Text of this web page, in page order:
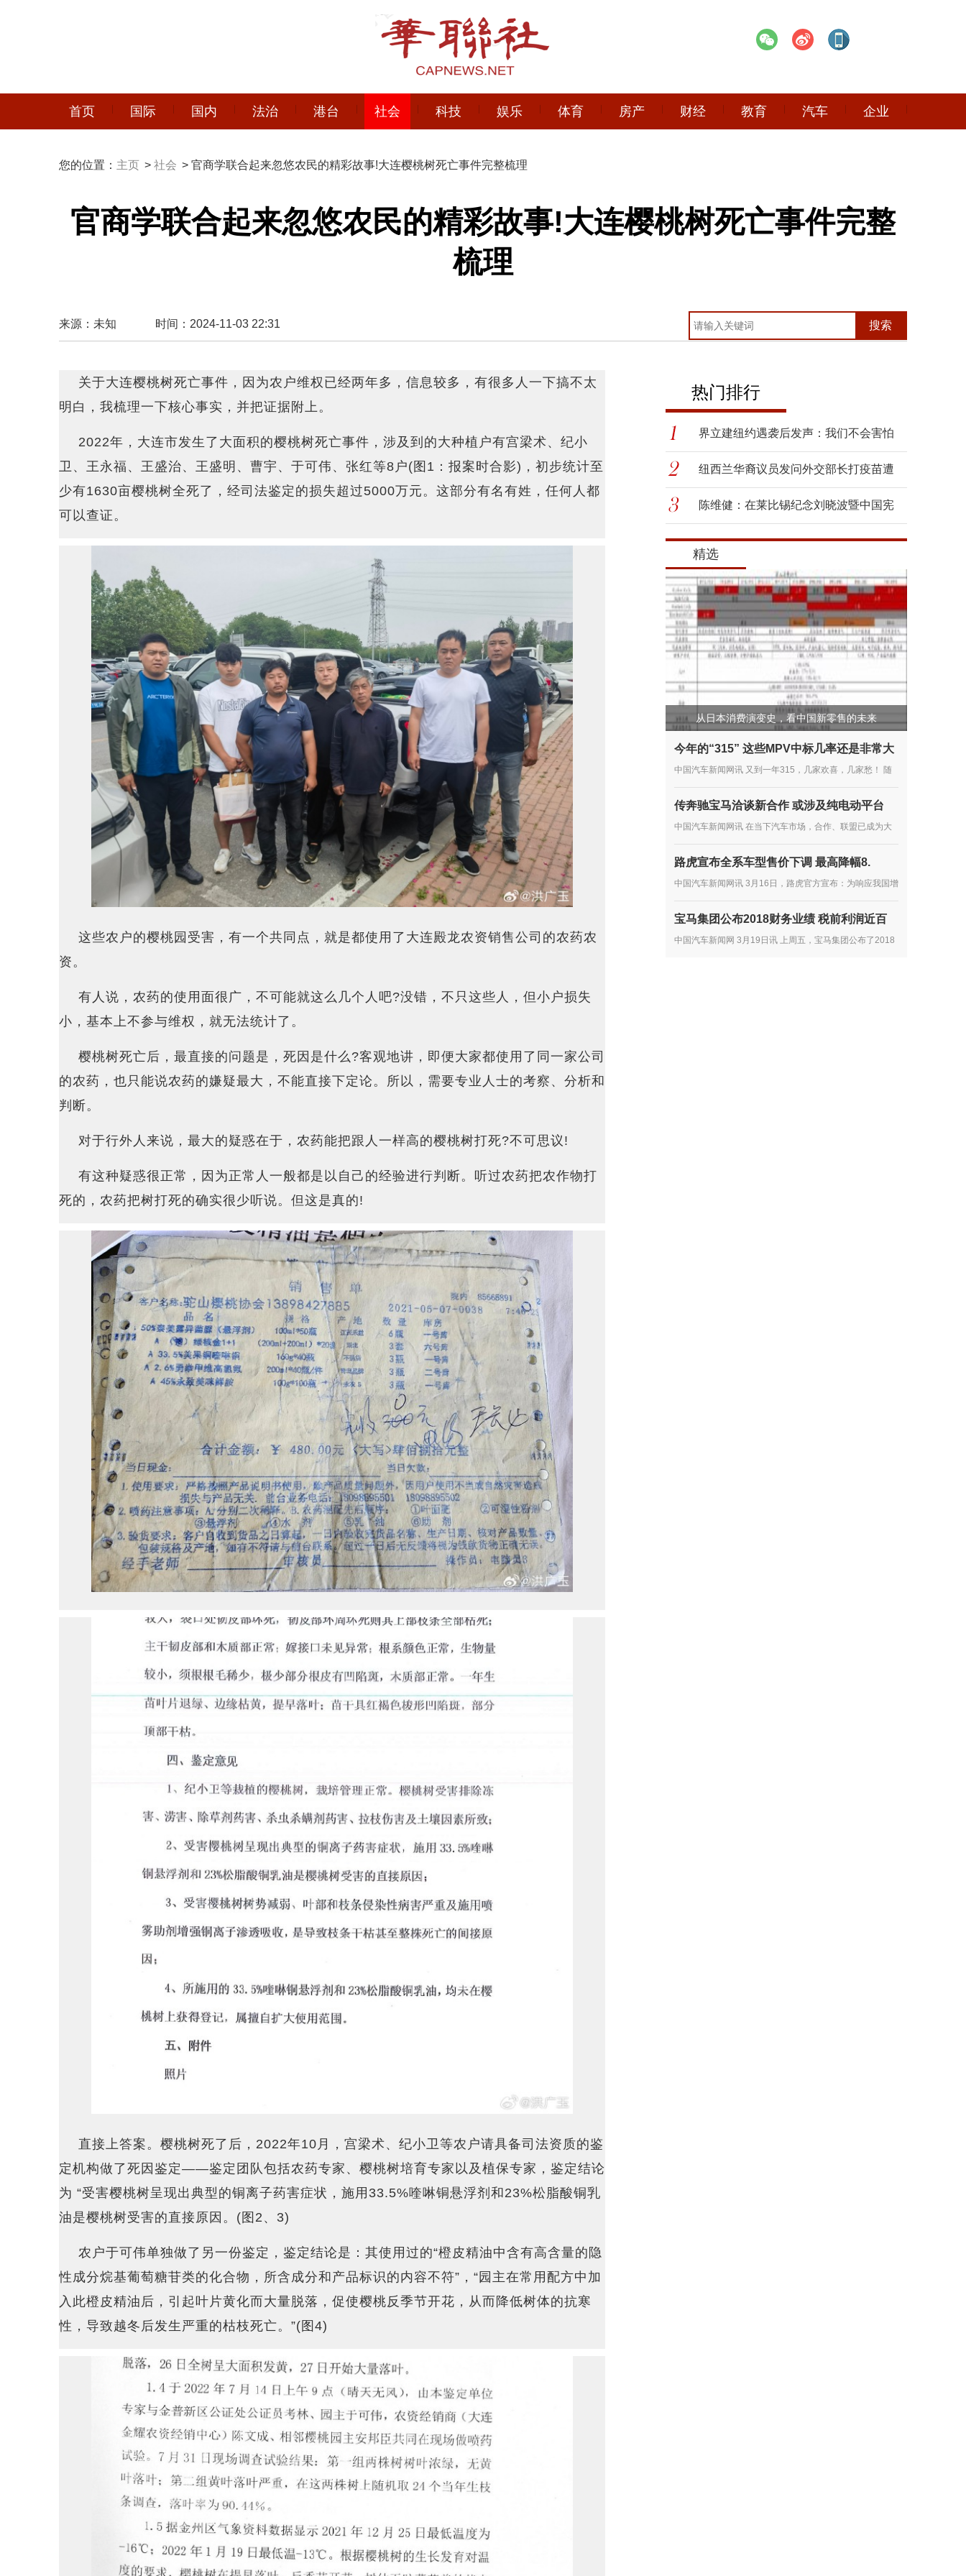
首页 国际 国内 法治 港台 社会 科技 娱乐 体育 房产 财经 教育 汽车 企业
您的位置： 主页 > 社会 > 官商学联合起来忽悠农民的精彩故事!大连樱桃树死亡事件完整梳理
官商学联合起来忽悠农民的精彩故事!大连樱桃树死亡事件完整
梳理
来源：未知 时间：2024-11-03 22:31 搜索
关于大连樱桃树死亡事件，因为农户维权已经两年多，信息较多，有很多人一下搞不太
明白，我梳理一下核心事实，并把证据附上。
2022年，大连市发生了大面积的樱桃树死亡事件，涉及到的大种植户有宫梁术、纪小
卫、王永福、王盛治、王盛明、曹宇、于可伟、张红等8户(图1：报案时合影)，初步统计至
少有1630亩樱桃树全死了，经司法鉴定的损失超过5000万元。这部分有名有姓，任何人都
可以查证。
这些农户的樱桃园受害，有一个共同点，就是都使用了大连殿龙农资销售公司的农药农
资。
有人说，农药的使用面很广，不可能就这么几个人吧?没错，不只这些人，但小户损失
小，基本上不参与维权，就无法统计了。
樱桃树死亡后，最直接的问题是，死因是什么?客观地讲，即便大家都使用了同一家公司
的农药，也只能说农药的嫌疑最大，不能直接下定论。所以，需要专业人士的考察、分析和
判断。
对于行外人来说，最大的疑惑在于，农药能把跟人一样高的樱桃树打死?不可思议!
有这种疑惑很正常，因为正常人一般都是以自己的经验进行判断。听过农药把农作物打
死的，农药把树打死的确实很少听说。但这是真的!
直接上答案。樱桃树死了后，2022年10月，宫梁术、纪小卫等农户请具备司法资质的鉴
定机构做了死因鉴定——鉴定团队包括农药专家、樱桃树培育专家以及植保专家，鉴定结论
为 “受害樱桃树呈现出典型的铜离子药害症状，施用33.5%喹啉铜悬浮剂和23%松脂酸铜乳
油是樱桃树受害的直接原因。(图2、3)
农户于可伟单独做了另一份鉴定，鉴定结论是：其使用过的“橙皮精油中含有高含量的隐
性成分烷基葡萄糖苷类的化合物，所含成分和产品标识的内容不符”，“园主在常用配方中加
入此橙皮精油后，引起叶片黄化而大量脱落，促使樱桃反季节开花，从而降低树体的抗寒
性，导致越冬后发生严重的枯枝死亡。”(图4)
热门排行
界立建纽约遇袭后发声：我们不会害怕
纽西兰华裔议员发问外交部长打疫苗遭
呛
陈维健：在莱比锡纪念刘晓波暨中国宪
政
精选
从日本消费演变史，看中国新零售的未来
今年的“315” 这些MPV中标几率还是非常大
中国汽车新闻网讯 又到一年315，几家欢喜，几家愁！ 随
全国消协组织受理汽车产品投诉情况分析》。 按分析报告
显示，2018年全国...
传奔驰宝马洽谈新合作 或涉及纯电动平台
中国汽车新闻网讯 在当下汽车市场，合作、联盟已成为大
年前，雷诺、日产、三菱就达成了联盟合作协议，大众向其
他车企...
路虎宣布全系车型售价下调 最高降幅8.
中国汽车新闻网讯 3月16日，路虎官方宣布：为响应我国增
费者，路虎提前下调在华销售的路虎品牌全系车型厂商建议
零售价...
宝马集团公布2018财务业绩 税前利润近百
中国汽车新闻网 3月19日讯 上周五，宝马集团公布了2018